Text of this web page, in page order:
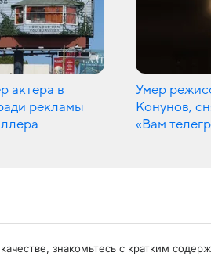
актера в
рекламы
Умер
Конунов,
«Вам
знакомьтесь с кратким